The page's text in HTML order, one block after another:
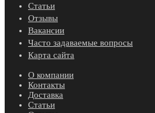
Статьи
Отзывы
Вакансии
Часто задаваемые вопросы
Карта сайта
О компании
Контакты
Доставка
Статьи